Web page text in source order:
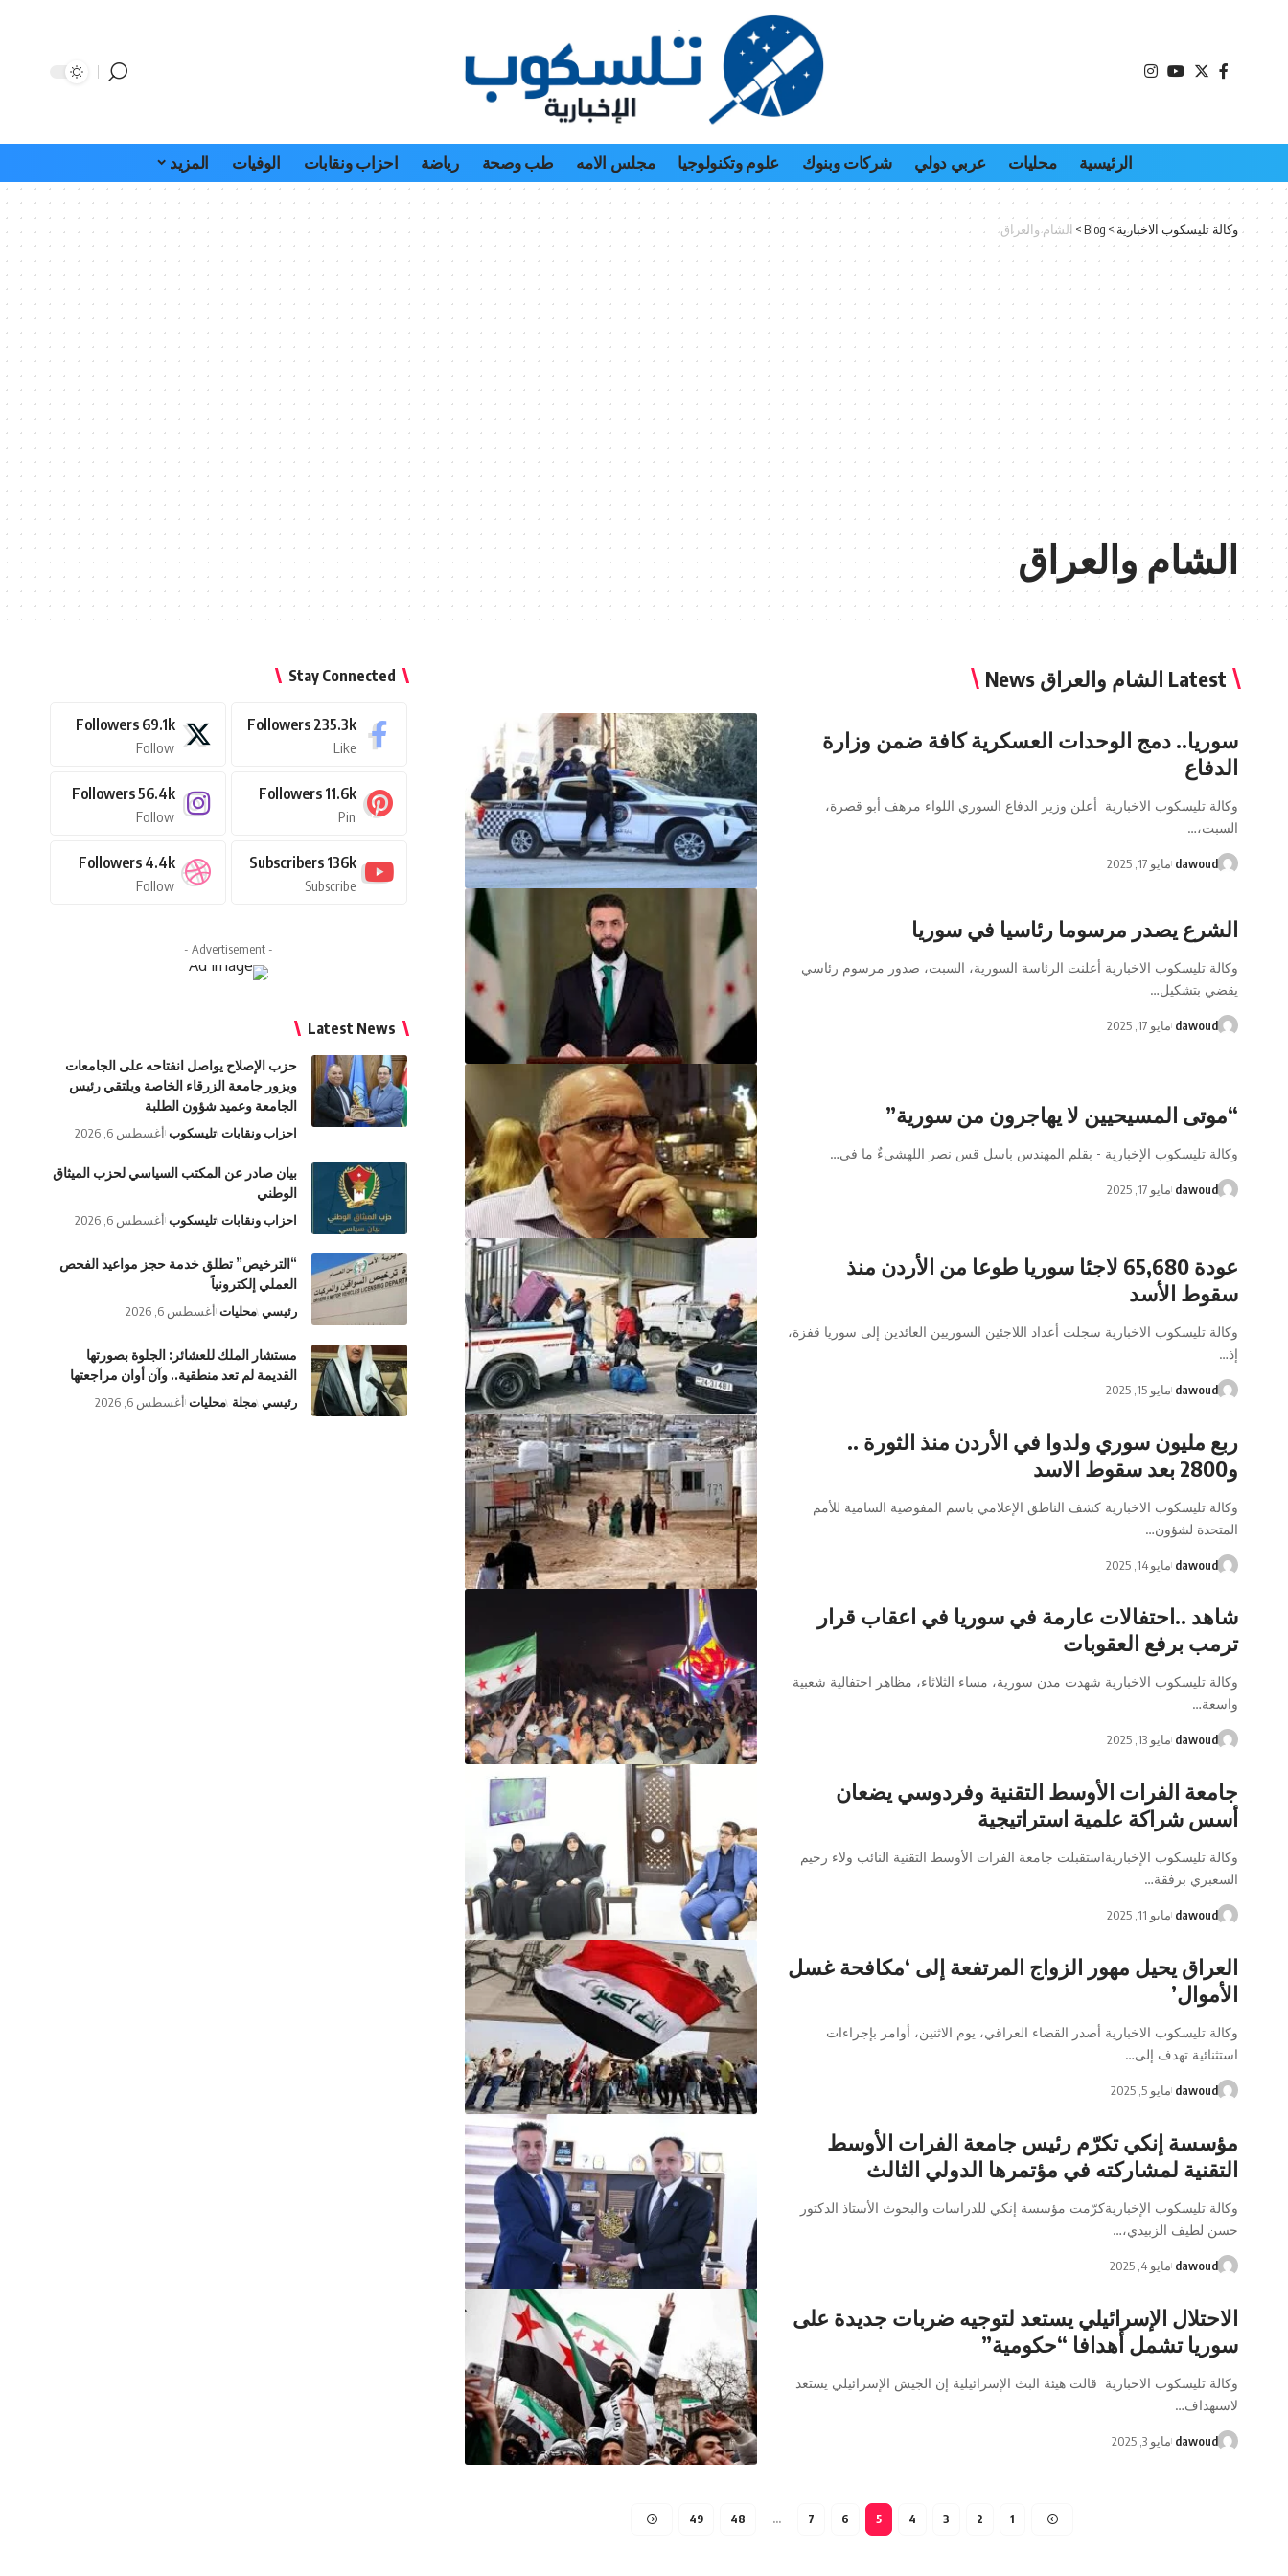
الرئيسية محليات عربي دولي شركات وبنوك علوم وتكنولوجيا مجلس الامه طب وصحة رياضة احزاب ونقابات الوفيات المزيد
وكالة تليسكوب الاخبارية>
Blog
> الشام والعراق
الشام والعراق
Latest الشام والعراق News
سوريا.. دمج الوحدات العسكرية كافة ضمن وزارة
الدفاع
وكالة تليسكوب الاخبارية أعلن وزير الدفاع السوري اللواء مرهف أبو قصرة،
السبت،…
dawoud مايو 17, 2025
الشرع يصدر مرسوما رئاسيا في سوريا
وكالة تليسكوب الاخبارية أعلنت الرئاسة السورية، السبت، صدور مرسوم رئاسي
يقضي بتشكيل…
dawoud مايو 17, 2025
“موتى المسيحيين لا يهاجرون من سورية”
وكالة تليسكوب الإخبارية - بقلم المهندس باسل قس نصر اللهشيءٌ ما في…
dawoud مايو 17, 2025
عودة 65,680 لاجئا سوريا طوعا من الأردن منذ
سقوط الأسد
وكالة تليسكوب الاخبارية سجلت أعداد اللاجئين السوريين العائدين إلى سوريا قفزة،
إذ…
dawoud مايو 15, 2025
ربع مليون سوري ولدوا في الأردن منذ الثورة ..
و2800 بعد سقوط الاسد
وكالة تليسكوب الاخبارية كشف الناطق الإعلامي باسم المفوضية السامية للأمم
المتحدة لشؤون…
dawoud مايو 14, 2025
شاهد ..احتفالات عارمة في سوريا في اعقاب قرار
ترمب برفع العقوبات
وكالة تليسكوب الاخبارية شهدت مدن سورية، مساء الثلاثاء، مظاهر احتفالية شعبية
واسعة…
dawoud مايو 13, 2025
جامعة الفرات الأوسط التقنية وفردوسي يضعان
أسس شراكة علمية استراتيجية
وكالة تليسكوب الإخباريةاستقبلت جامعة الفرات الأوسط التقنية النائب ولاء رحيم
السعبري برفقة…
dawoud مايو 11, 2025
العراق يحيل مهور الزواج المرتفعة إلى ‘مكافحة غسل
الأموال’
وكالة تليسكوب الاخبارية أصدر القضاء العراقي، يوم الاثنين، أوامر بإجراءات
استثنائية تهدف إلى…
dawoud مايو 5, 2025
مؤسسة إنكي تكرّم رئيس جامعة الفرات الأوسط
التقنية لمشاركته في مؤتمرها الدولي الثالث
وكالة تليسكوب الإخباريةكرّمت مؤسسة إنكي للدراسات والبحوث الأستاذ الدكتور
حسن لطيف الزبيدي،…
dawoud مايو 4, 2025
الاحتلال الإسرائيلي يستعد لتوجيه ضربات جديدة على
سوريا تشمل أهدافا “حكومية”
وكالة تليسكوب الاخبارية قالت هيئة البث الإسرائيلية إن الجيش الإسرائيلي يستعد
لاستهداف…
dawoud مايو 3, 2025
1
2
3
4
5
6
7
…
48
49
Stay Connected
235.3k
Followers
Like
69.1k
Followers
Follow
11.6k
Followers
Pin
56.4k
Followers
Follow
136k
Subscribers
Subscribe
4.4k
Followers
Follow
- Advertisement -
Latest News
حزب الإصلاح يواصل انفتاحه على الجامعات
ويزور جامعة الزرقاء الخاصة ويلتقي رئيس
الجامعة وعميد شؤون الطلبة
احزاب ونقابات تليسكوب أغسطس 6, 2026
بيان صادر عن المكتب السياسي لحزب الميثاق
الوطني
احزاب ونقابات تليسكوب أغسطس 6, 2026
“الترخيص” تطلق خدمة حجز مواعيد الفحص
العملي إلكترونياً
رئيسي محليات أغسطس 6, 2026
مستشار الملك للعشائر: الجلوة بصورتها
القديمة لم تعد منطقية.. وآن أوان مراجعتها
رئيسي مجلة محليات أغسطس 6, 2026